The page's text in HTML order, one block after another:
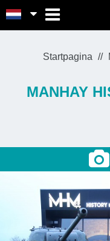
Startpagina
MANHAY